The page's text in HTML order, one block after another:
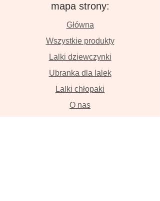
mapa strony:
Główna
Wszystkie produkty
Lalki dziewczynki
Ubranka dla lalek
Lalki chłopaki
O nas